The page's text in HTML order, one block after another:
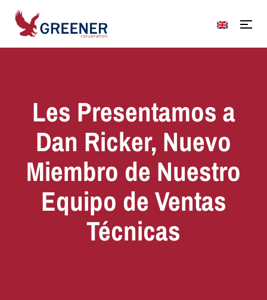
Les Presentamos a
Dan Ricker, Nuevo
Miembro de Nuestro
Equipo de Ventas
Técnicas